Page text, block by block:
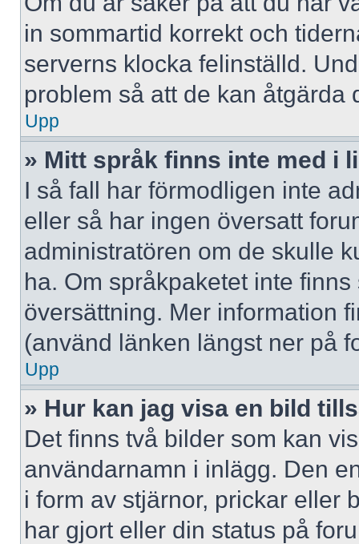
in sommartid korrekt och
serverns klocka felinställd.
problem så att de kan åtgärda
Upp
» Mitt språk finns inte med i
I så fall har förmodligen inte
eller så har ingen översatt
administratören om de skulle
ha. Om språkpaketet inte
översättning. Mer information
(använd länken längst ner på
Upp
» Hur kan jag visa en bild
Det finns två bilder som kan
användarnamn i inlägg. Den
i form av stjärnor, prickar eller
har gjort eller din status på